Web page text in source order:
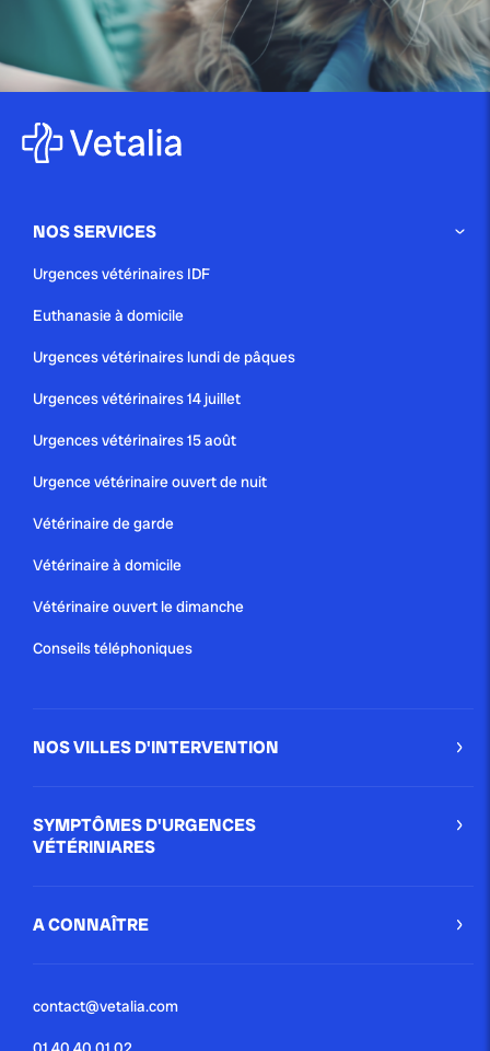
publié le 4 juillet 2025 par Christophe Le Dref
Comprendre pourquoi votre
chien claque des dents :...
Yeux rouges chez le chien :
NOS SERVICES
Urgences vétérinaires IDF
Euthanasie à domicile
Urgences vétérinaires lundi de pâques
Urgences vétérinaires 14 juillet
Urgences vétérinaires 15 août
Urgence vétérinaire ouvert de nuit
Vétérinaire de garde
Vétérinaire à domicile
Vétérinaire ouvert le dimanche
Conseils téléphoniques
NOS VILLES D'INTERVENTION
SYMPTÔMES D'URGENCES
VÉTÉRINIARES
A CONNAÎTRE
contact@vetalia.com